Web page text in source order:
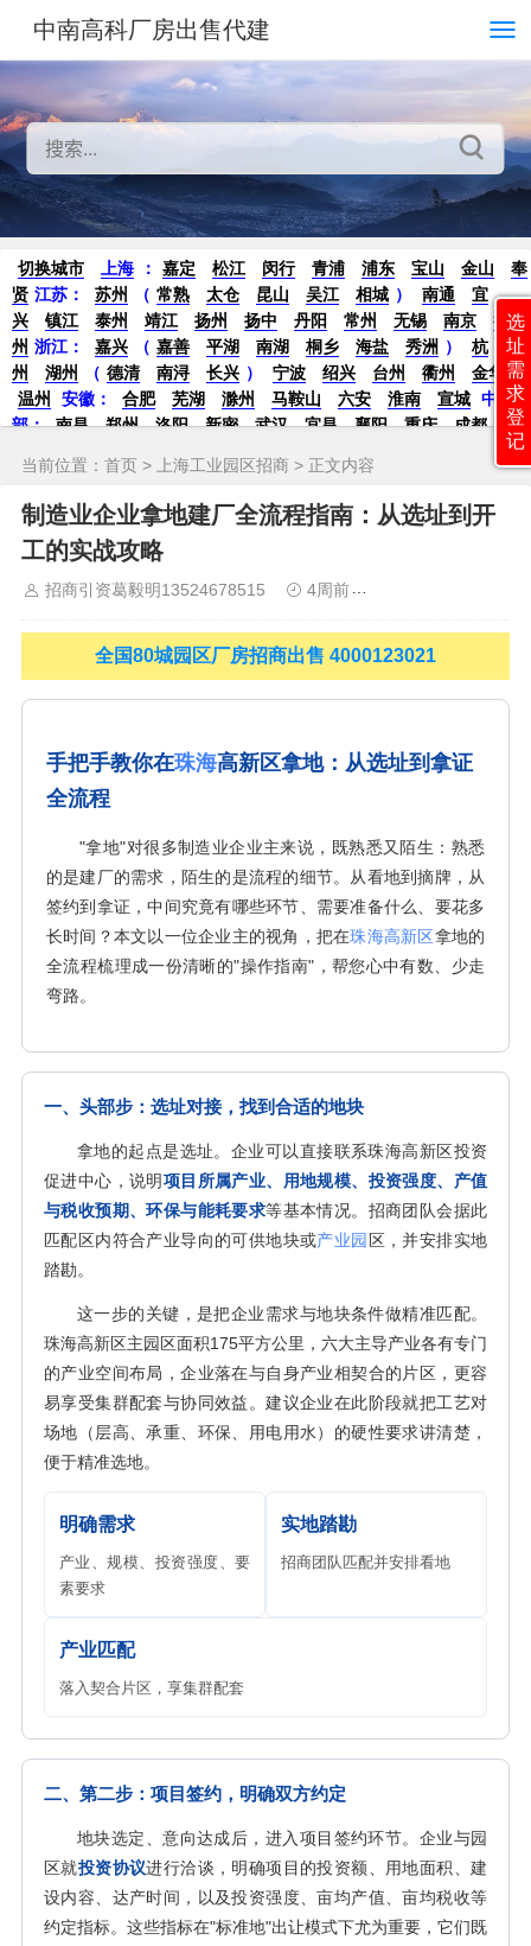
中南高科厂房出售代建
切换城市 上海 ： 嘉定 松江 闵行 青浦 浦东 宝山 金山
奉
贤 江苏： 苏州 （ 常熟 太仓 昆山 吴江 相城 ） 南通
宜
兴
镇江 泰州 靖江 扬州 扬中 丹阳 常州 无锡 南京
徐
州 浙江： 嘉兴 （ 嘉善 平湖 南湖 桐乡 海盐 秀洲 ）
杭
州
湖州 （ 德清 南浔 长兴 ） 宁波 绍兴 台州 衢州
金华
温州
安徽： 合肥 芜湖 滁州 马鞍山 六安 淮南 宣城 中
部： 南昌 郑州 洛阳 新密 武汉 宜昌 襄阳 重庆 成都
德
固
安
香河 大厂 永清 三河 霸州 ） 保定 （ 涿州
晋中
沈阳 济南 济宁 绵阳 石家庄 沧州 唐山 潍坊
德州
威海
烟台 青岛 珠三角： 广州 东莞 江门 惠州 肇庆
中
山
佛山 清远 福建：
华北： 沈阳 大连 海外园区： 印尼 泰国
华夏幸福
联东U谷 万洋 均和 平谦迈高 咨询热线： 400-0123-
当前位置： 首页 > 上海工业园区招商 > 正文内容
制造业企业拿地建厂全流程指南：从选址到开
工的实战攻略
招商引资葛毅明13524678515 4周前
全国80城园区厂房招商出售 4000123021
手把手教你在珠海高新区拿地：从选址到拿证
全流程
"拿地"对很多制造业企业主来说，既熟悉又陌生：熟悉
的是建厂的需求，陌生的是流程的细节。从看地到摘牌，从
签约到拿证，中间究竟有哪些环节、需要准备什么、要花多
长时间？本文以一位企业主的视角，把在珠海高新区拿地的
全流程梳理成一份清晰的"操作指南"，帮您心中有数、少走
弯路。
一、头部步：选址对接，找到合适的地块
拿地的起点是选址。企业可以直接联系珠海高新区投资
促进中心，说明项目所属产业、用地规模、投资强度、产值
与税收预期、环保与能耗要求等基本情况。招商团队会据此
匹配区内符合产业导向的可供地块或产业园 区，并安排实地
踏勘。
这一步的关键，是把企业需求与地块条件做精准匹配。
珠海高新区主园区面积175平方公里，六大主导产业各有专门
的产业空间布局，企业落在与自身产业相契合的片区，更容
易享受集群配套与协同效益。建议企业在此阶段就把工艺对
场地（层高、承重、环保、用电用水）的硬性要求讲清楚，
便于精准选地。
明确需求
产业、规模、投资强度、要
素要求
实地踏勘
招商团队匹配并安排看地
产业匹配
落入契合片区，享集群配套
二、第二步：项目签约，明确双方约定
地块选定、意向达成后，进入项目签约环节。企业与园
区就投资协议进行洽谈，明确项目的投资额、用地面积、建
设内容、达产时间，以及投资强度、亩均产值、亩均税收等
约定指标。这些指标在"标准地"出让模式下尤为重要，它们既
选
址
需
求
登
记